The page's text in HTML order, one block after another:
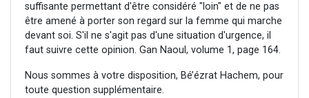
suffisante permettant d'être considéré "loin" et de ne pas
être amené à porter son regard sur la femme qui marche
devant soi. S'il ne s'agit pas d'une situation d'urgence, il
faut suivre cette opinion. Gan Naoul, volume 1, page 164.
Nous sommes à votre disposition, Bé’ézrat Hachem, pour
toute question supplémentaire.